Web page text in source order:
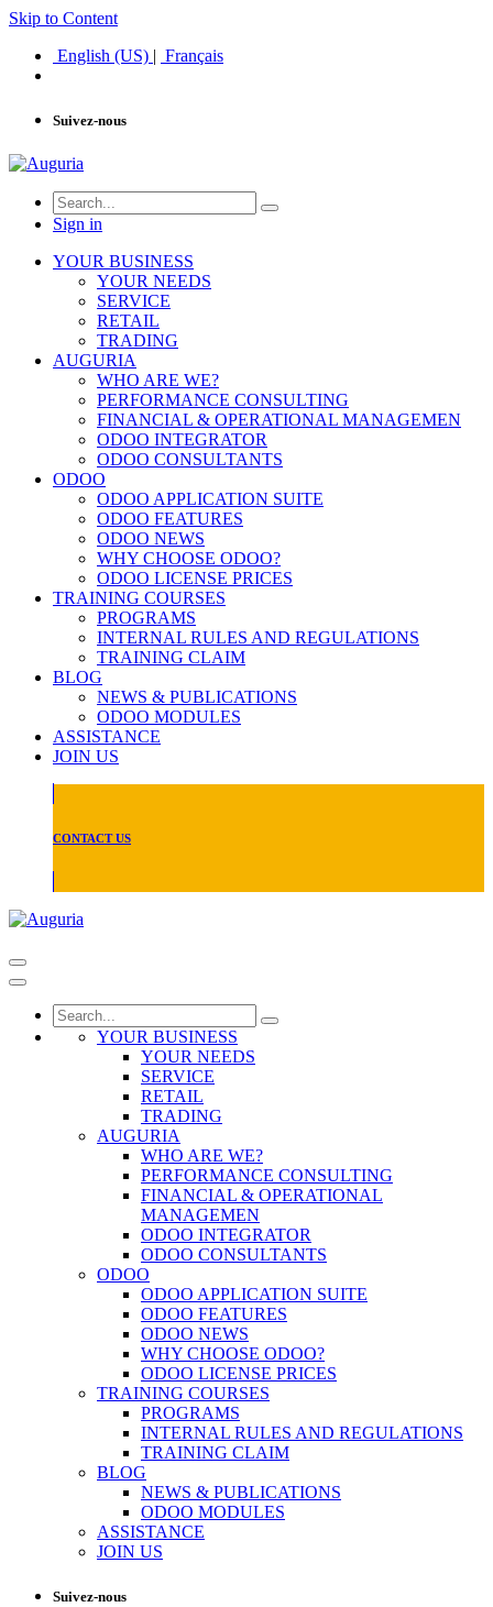
Skip to Content
English (US) | Français
Suivez-nous
Sign in
YOUR BUSINESS
YOUR NEEDS
SERVICE
RETAIL
TRADING
AUGURIA
WHO ARE WE?
PERFORMANCE CONSULTING
FINANCIAL & OPERATIONAL MANAGEMEN
ODOO INTEGRATOR
ODOO CONSULTANTS
ODOO
ODOO APPLICATION SUITE
ODOO FEATURES
ODOO NEWS
WHY CHOOSE ODOO?
ODOO LICENSE PRICES
TRAINING COURSES
PROGRAMS
INTERNAL RULES AND REGULATIONS
TRAINING CLAIM
BLOG
NEWS & PUBLICATIONS
ODOO MODULES
ASSISTANCE
JOIN US
CONTACT US
YOUR BUSINESS
YOUR NEEDS
SERVICE
RETAIL
TRADING
AUGURIA
WHO ARE WE?
PERFORMANCE CONSULTING
FINANCIAL & OPERATIONAL
MANAGEMEN
ODOO INTEGRATOR
ODOO CONSULTANTS
ODOO
ODOO APPLICATION SUITE
ODOO FEATURES
ODOO NEWS
WHY CHOOSE ODOO?
ODOO LICENSE PRICES
TRAINING COURSES
PROGRAMS
INTERNAL RULES AND REGULATIONS
TRAINING CLAIM
BLOG
NEWS & PUBLICATIONS
ODOO MODULES
ASSISTANCE
JOIN US
Suivez-nous